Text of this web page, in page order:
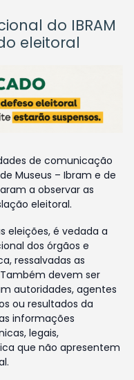
do IBRAM
eleitoral
de comunicação
Museus – Ibram e de
a observar as
eleitoral.
eleições, é vedada a
dos órgãos e
ressalvadas as
devem ser
autoridades, agentes
ou resultados da
informações
legais,
que não apresentem